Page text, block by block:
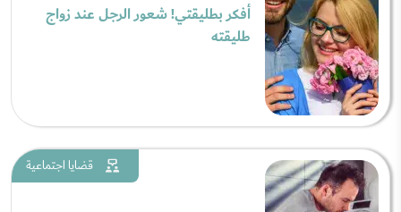
أفكر بطليقتي! شعور الرجل عند زواج
طليقته
قضايا اجتماعية